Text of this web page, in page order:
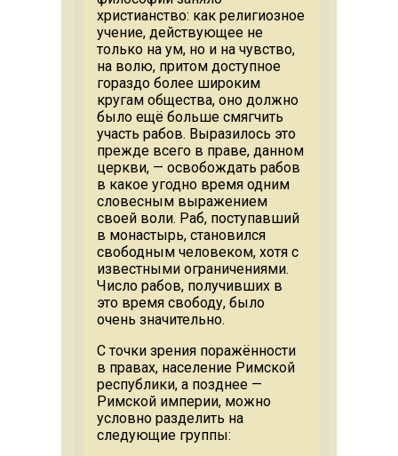
христианство: как религиозное
учение, действующее не
только на ум, но и на чувство,
на волю, притом доступное
гораздо более широким
кругам общества, оно должно
было ещё больше смягчить
участь рабов. Выразилось это
прежде всего в праве, данном
церкви, — освобождать рабов
в какое угодно время одним
словесным выражением
своей воли. Раб, поступавший
в монастырь, становился
свободным человеком, хотя с
известными ограничениями.
Число рабов, получивших в
это время свободу, было
очень значительно.
С точки зрения поражённости
в правах, население Римской
республики, а позднее —
Римской империи, можно
условно разделить на
следующие группы: